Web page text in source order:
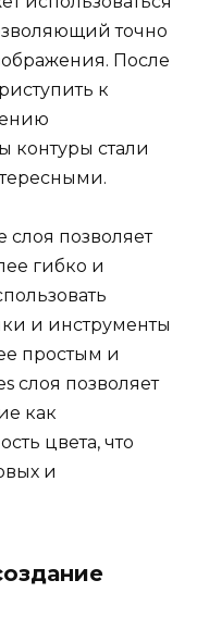
точно
После
к
контуры стали
слоя позволяет
гибко и
и инструменты
простым и
слоя позволяет
как
цвета, что
и